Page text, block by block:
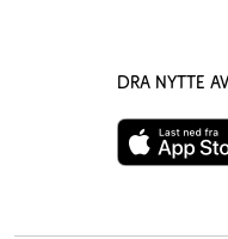
Dra nytte